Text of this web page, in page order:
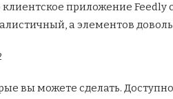
приложение Feedly
а элементов
вы можете сделать.